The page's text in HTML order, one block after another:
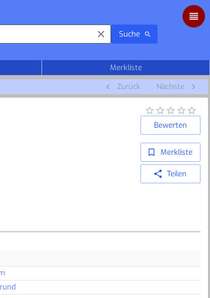
Suche
Merkliste
Zurück Nächste
Bewerten
Merkliste
Teilen